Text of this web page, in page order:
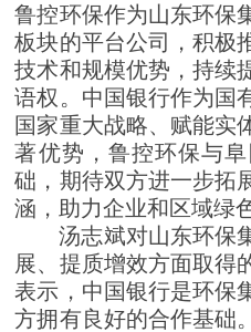
鲁控环保作为山东环保
板块的平台公司，积极
技术和规模优势，持续
语权。中国银行作为国
国家重大战略、赋能实
著优势，鲁控环保与
础，期待双方进一步拓
涵，助力企业和区域绿
汤志斌对山东环保
展、提质增效方面取得
表示，中国银行是环保
方拥有良好的合作基础